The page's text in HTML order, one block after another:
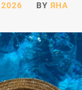
BY ЯНА